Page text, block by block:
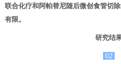
联合化疗和阿帕替尼随后微创食管切
有限。
研究结
02